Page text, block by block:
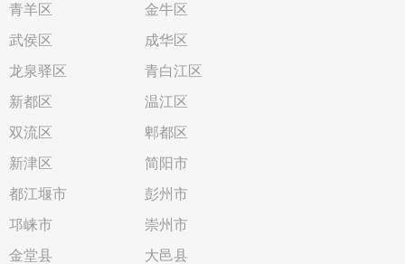
青羊区
金牛区
武侯区
成华区
龙泉驿区
青白江区
新都区
温江区
双流区
郫都区
新津区
简阳市
都江堰市
彭州市
邛崃市
崇州市
金堂县
大邑县